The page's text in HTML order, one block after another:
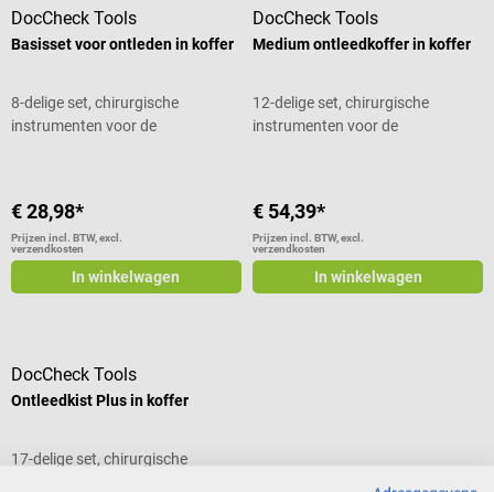
DocCheck Tools
Basisset voor ontleden in koffer
8-delige set, chirurgische
instrumenten voor de
€ 28,98*
Prijzen incl. BTW, excl.
verzendkosten
In winkelwagen
DocCheck Tools
Medium ontleedkoffer in koffer
12-delige set, chirurgische
instrumenten voor de
€ 54,39*
Prijzen incl. BTW, excl.
verzendkosten
In winkelwagen
DocCheck Tools
Ontleedkist Plus in koffer
17-delige set, chirurgische